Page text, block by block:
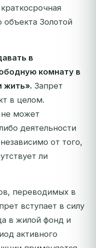
Золотой
в
комнату в
жить». Запрет
в целом.
может
деятельности
от того,
ли
переводимых в
вступает в силу
в жилой фонд и
активного